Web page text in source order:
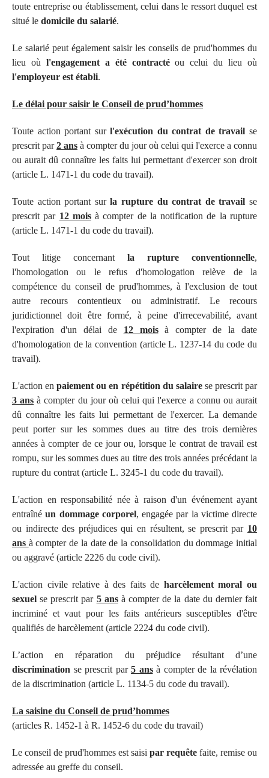
toute entreprise ou établissement, celui dans le ressort duquel est
situé le domicile du salarié.
Le salarié peut également saisir les conseils de prud'hommes du
lieu où l'engagement a été contractéou celui du lieu où
l'employeur est établi.
Le délai pour saisir le Conseil de prud’hommes
Toute action portant surl'exécution du contrat de travail se
prescrit par2 ans à compter du jour où celui qui l'exerce a connu
ou aurait dû connaître les faits lui permettant d'exercer son droit
(article L. 1471-1 du code du travail).
Toute action portant surla rupture du contrat de travail se
prescrit par 12 moisà compter de la notification de la rupture
(article L. 1471-1 du code du travail).
Tout litige concernant la rupture conventionnelle,
l'homologation ou le refus d'homologation relève de la
compétence du conseil de prud'hommes, à l'exclusion de tout
autre recours contentieux ou administratif. Le recours
juridictionnel doit être formé, à peine d'irrecevabilité, avant
l'expiration d'un délai de 12 moisà compter de la date
d'homologation de la convention (article L. 1237-14 du code du
travail).
L'action enpaiement ou en répétition du salairese prescrit par
3 ans à compter du jour où celui qui l'exerce a connu ou aurait
dû connaître les faits lui permettant de l'exercer. La demande
peut porter sur les sommes dues au titre des trois dernières
années à compter de ce jour ou, lorsque le contrat de travail est
rompu, sur les sommes dues au titre des trois années précédant la
rupture du contrat (article L. 3245-1 du code du travail).
L'action en responsabilité née à raison d'un événement ayant
entraînéun dommage corporel, engagée par la victime directe
ou indirecte des préjudices qui en résultent, se prescrit par 10
ans à compter de la date de la consolidation du dommage initial
ou aggravé (article 2226 du code civil).
L'action civile relative à des faits de harcèlement moral ou
sexuel se prescrit par 5 ansà compter de la date du dernier fait
incriminé et vaut pour les faits antérieurs susceptibles d'être
qualifiés de harcèlement (article 2224 du code civil).
L’action en réparation du préjudice résultant d’une
discrimination se prescrit par 5 ansà compter de la révélation
de la discrimination (article L. 1134-5 du code du travail).
La saisine du Conseil de prud’hommes
(articles R. 1452-1 à R. 1452-6 du code du travail)
Le conseil de prud'hommes est saisi par requête faite, remise ou
adressée au greffe du conseil.